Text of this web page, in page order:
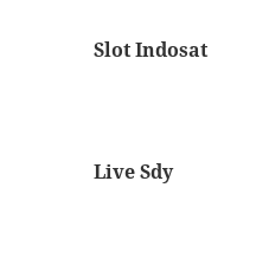
Slot Indosat
Live Sdy